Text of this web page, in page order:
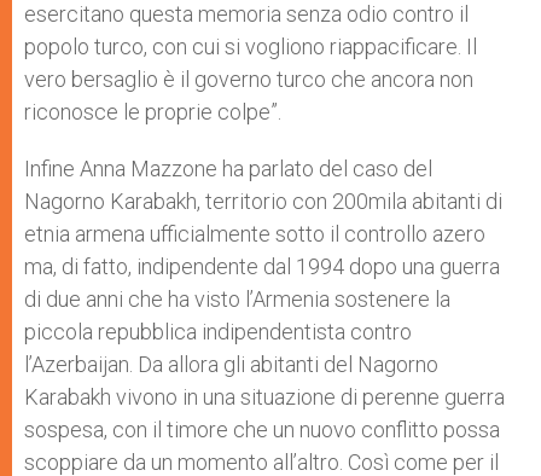
esercitano questa memoria senza odio contro il
popolo turco, con cui si vogliono riappacificare. Il
vero bersaglio è il governo turco che ancora non
riconosce le proprie colpe”.
Infine Anna Mazzone ha parlato del caso del
Nagorno Karabakh, territorio con 200mila abitanti di
etnia armena ufficialmente sotto il controllo azero
ma, di fatto, indipendente dal 1994 dopo una guerra
di due anni che ha visto l’Armenia sostenere la
piccola repubblica indipendentista contro
l’Azerbaijan. Da allora gli abitanti del Nagorno
Karabakh vivono in una situazione di perenne guerra
sospesa, con il timore che un nuovo conflitto possa
scoppiare da un momento all’altro. Così come per il